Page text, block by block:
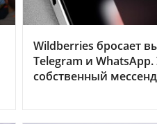
Wildberries бросает
Telegram и WhatsApp.
собственный